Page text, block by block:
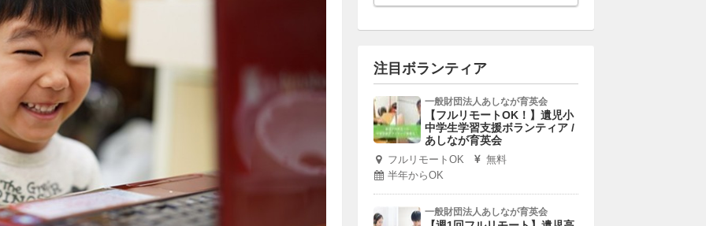
注目ボランティア
一般財団法人あしなが育英会
【フルリモートOK！】遺児小
中学生学習支援ボランティア /
あしなが育英会
フルリモートOK
無料
半年からOK
一般財団法人あしなが育英会